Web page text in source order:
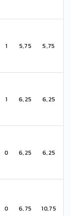
1 5,75 5,75
1 6,25 6,25
0 6,25 6,25
0 6,75 10,75